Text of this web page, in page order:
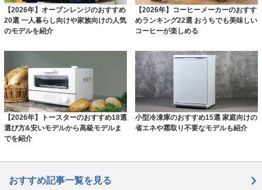
【2026年】オーブンレンジのおすすめ
20選 一人暮らし向けや家族向けの人気
のモデルを紹介
【2026年】コーヒーメーカーのおすす
めランキング22選 おうちでも美味しい
コーヒーが楽しめる
【2026年】トースターのおすすめ18選
選び方&安いモデルから高級モデルま
でを紹介
小型冷凍庫のおすすめ15選 家庭向けの
省エネや霜取り不要なモデルも紹介
おすすめ記事一覧を見る